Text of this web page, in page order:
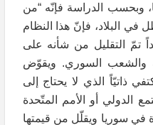
وبحسب الدراسة فإنّه “من
البلاد، فإنّ هذا النظام
تمّ التقليل من شأنه على
والشعب السوري. ويقوّض
ذاتيّاً الذي لا يحتاج إلى
الدولي أو الأمم المتّحدة
في سوريا ويقلّل من قيمتها